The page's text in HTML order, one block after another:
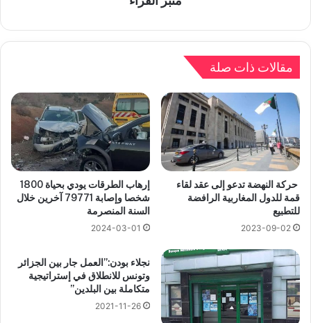
مقالات ذات صلة
حركة النهضة تدعو إلى عقد لقاء
قمة للدول المغاربية الرافضة
للتطبيع
2023-09-02
إرهاب الطرقات يودي بحياة 1800
شخصا وإصابة 79771 آخرين خلال
السنة المنصرمة
2024-03-01
نجلاء بودن:”العمل جار بين الجزائر
وتونس للانطلاق في إستراتيجية
متكاملة بين البلدين”
2021-11-26